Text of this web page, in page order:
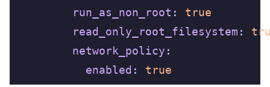
run_as_non_root : true
read_only_root_filesystem :
network_policy
enabled : true